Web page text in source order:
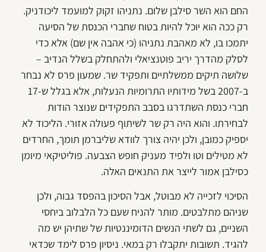
החם הוא השר סילבן שלום. נתניהו זקוק למועמד ליכודניק.
רק ככה הוא יוכל להיות בטוח שחברי הכנסת של הסיעה
יתמכו בו, לא מאהבת נתניהו (כי אהבה אין שם) אלא כדי
לסלק מהדרך יריב פוטנציאלי ולהתחלק בשלל הנדיב –
שלושה תיקים ממשלתיים ותפקיד שר. שמעון פרס לא נבחר
ב-2007 בשל מידותיו התרומיות הנעלות, אלא בגלל ש-17
חברי כנסת השתדרגו בסבב התפקידים שנוצר הודות
לבחירתו. והוא היה רק שר לשיתוף פעולה אזורי. הליכוד לא
יספיק כמובן, ולכן יהיה צורך לוודא שליברמן תומך, החרדים
לא מטילים וטו ולפיד מעניק חופש הצבעה. פוליטיקאי מיומן
כסילבן אמור לייצר את התנאים האלה.
הסיכוי לזכייה לא מבוטל, אבל הסיכון בהפסד גבוה, ולכן
שניהם מתלבטים. מותר להניח שעם כל הלבלוב ביחסי
השניים, גם לשתי הנשים הדומיננטיות של שתיהן יש מה
להגיד. תשובות יתקבלו רק במאי. ניסיון פרס לימד שכדאי